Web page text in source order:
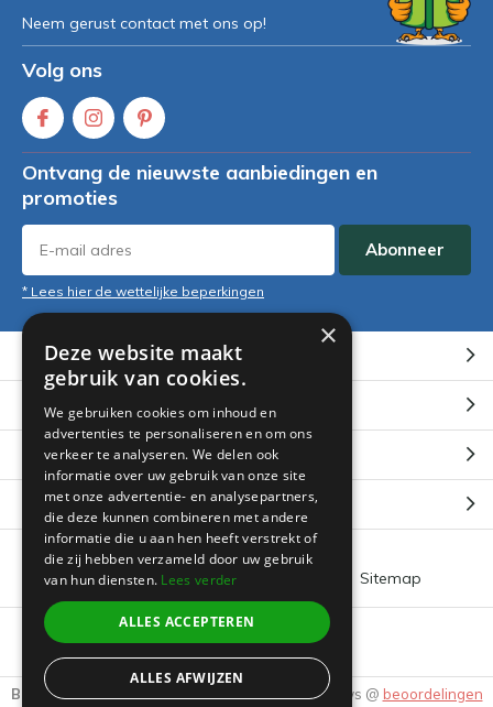
Neem gerust contact met ons op!
Volg ons
Ontvang de nieuwste aanbiedingen en
promoties
Abonneer
* Lees hier de wettelijke beperkingen
Klantenservice
Mijn account
Categorieën
Contact
© 2026 -Boeklin
Algemene voorwaarden Sitemap
Beoordeling door klanten: Reviews @ beoordelingen
×
Deze website maakt
gebruik van cookies.
We gebruiken cookies om inhoud en
advertenties te personaliseren en om ons
verkeer te analyseren. We delen ook
informatie over uw gebruik van onze site
met onze advertentie- en analysepartners,
die deze kunnen combineren met andere
informatie die u aan hen heeft verstrekt of
die zij hebben verzameld door uw gebruik
van hun diensten. Lees verder
ALLES ACCEPTEREN
ALLES AFWIJZEN